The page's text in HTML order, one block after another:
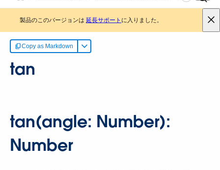
製品のこのバージョンは 延長サポート に入りました。
Copy as Markdown
tan
tan(angle: Number):
Number